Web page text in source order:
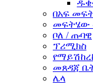
በአፍ
መፍትሄው
ቦለ / ጡባዊ
ፕሪሚክስ
መጸዳጃ
ሌላ